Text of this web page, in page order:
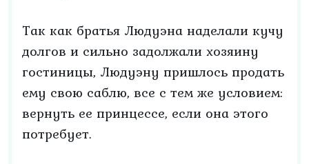
Так как братья Людуэна наделали кучу
долгов и сильно задолжали хозяину
гостиницы, Людуэну пришлось продать
ему свою саблю, все с тем же условием:
вернуть ее принцессе, если она этого
потребует.